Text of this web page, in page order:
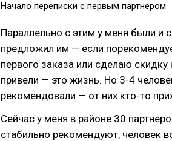
Начало переписки с первым партнером
Параллельно с этим у меня были и
предложил им — если
первого заказа или сделаю
привели — это жизнь. Но 3-4
рекомендовали — от них кто-то
Сейчас у меня в районе 30
стабильно рекомендуют, человек